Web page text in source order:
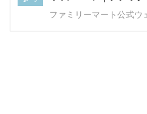
ファミリーマート公式ウ